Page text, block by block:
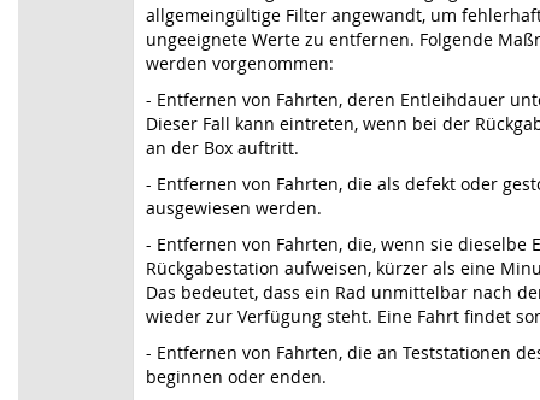
allgemeingültige Filter angewandt, um
ungeeignete Werte zu entfernen. Folgende
werden vorgenommen:
- Entfernen von Fahrten, deren Entleihdauer
Dieser Fall kann eintreten, wenn bei der
an der Box auftritt.
- Entfernen von Fahrten, die als defekt oder
ausgewiesen werden.
- Entfernen von Fahrten, die, wenn sie dieselbe
Rückgabestation aufweisen, kürzer als eine
Das bedeutet, dass ein Rad unmittelbar nach
wieder zur Verfügung steht. Eine Fahrt findet
- Entfernen von Fahrten, die an Teststationen
beginnen oder enden.